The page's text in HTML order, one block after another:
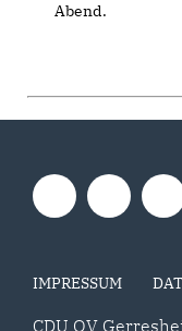
Abend.
IMPRESSUM
CDU OV